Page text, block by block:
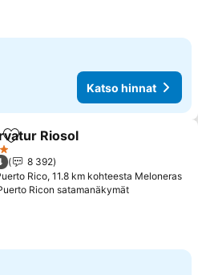
Katso hinnat
Lisää suosikkeihin
Riosol
8 392
Rico, 11.8 km kohteesta Meloneras
Ricon satamanäkymätKatso